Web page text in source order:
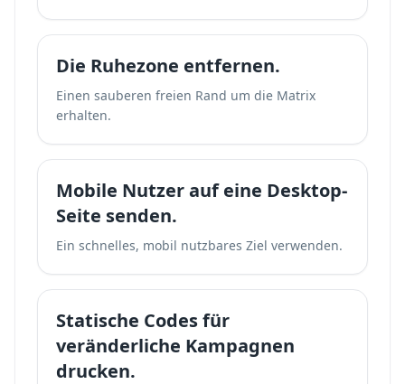
Die Ruhezone entfernen.
Einen sauberen freien Rand um die Matrix
erhalten.
Mobile Nutzer auf eine Desktop-
Seite senden.
Ein schnelles, mobil nutzbares Ziel verwenden.
Statische Codes für
veränderliche Kampagnen
drucken.